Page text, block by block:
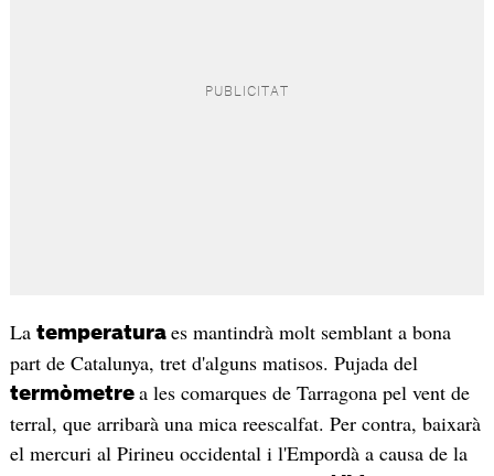
La temperatura es mantindrà molt semblant a bona
part de Catalunya, tret d'alguns matisos. Pujada del
termòmetre a les comarques de Tarragona pel vent de
terral, que arribarà una mica reescalfat. Per contra, baixarà
el mercuri al Pirineu occidental i l'Empordà a causa de la